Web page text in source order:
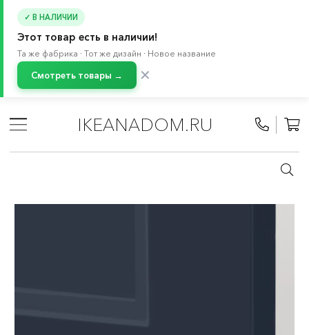
✓ В НАЛИЧИИ
Этот товар есть в наличии!
Та же фабрика · Тот же дизайн · Новое название
Смотреть товары → ✕
IKEANADOM.RU
Модульные кухни МЕТОД
/ Все компоненты МЕТОД
Навесные шкафы МЕТОД